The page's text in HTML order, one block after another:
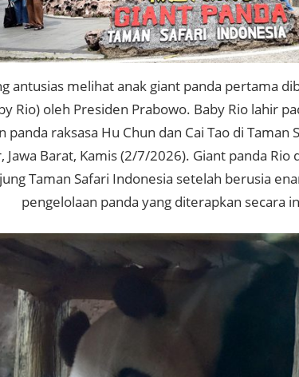
antusias melihat anak giant panda pertama
Rio) oleh Presiden Prabowo. Baby Rio lahir
panda raksasa Hu Chun dan Cai Tao di Taman
Jawa Barat, Kamis (2/7/2026). Giant panda
Taman Safari Indonesia setelah berusia
pengelolaan panda yang diterapkan secara